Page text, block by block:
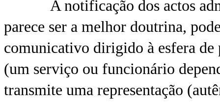
A notificação dos actos
parece ser a melhor doutrina,
comunicativo dirigido à esfera de
(um serviço ou funcionário
transmite uma representação